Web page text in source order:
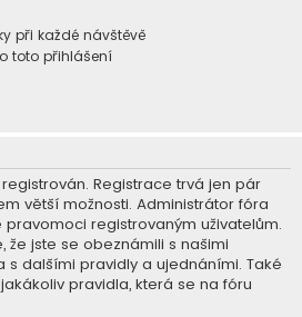
při každé návštěvě
toto přihlášení
Registrace trvá jen pár
větší možnosti. Administrátor fóra
registrovaným uživatelům.
že jste se obeznámili s našimi
dalšími pravidly a ujednáními. Také
pravidla, která se na fóru